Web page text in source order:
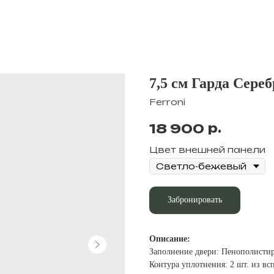
7,5 см Гарда
Ferroni
18 900 р.
Цвет внешней панели
Забронировать
Описание:
Заполнение двери:
Контура уплотнения: 2 шт. из